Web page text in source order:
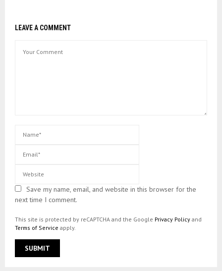
LEAVE A COMMENT
Save my name, email, and website in this browser for the
next time I comment.
This site is protected by reCAPTCHA and the Google Privacy Policy and
Terms of Service apply.